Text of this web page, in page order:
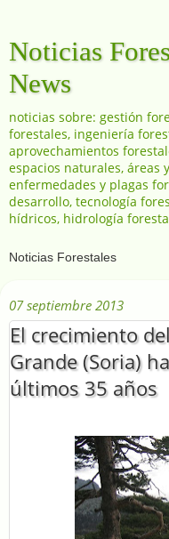
Noticias
News
noticias sobre: gestión
forestales, ingeniería
aprovechamientos
espacios naturales, áreas
enfermedades y plagas
desarrollo, tecnología
hídricos, hidrología
07 septiembre 2013
El crecimiento
Grande (Soria)
últimos 35 años